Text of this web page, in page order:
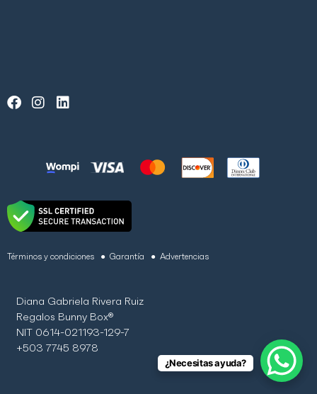
Términos y condiciones ● Garantía ● Advertencias
Diana Gabriela Rivera Ruiz
Regalos Bunny Box®
NIT 0614-021193-129-7
+503 7745 8978
¿Necesitas ayuda?